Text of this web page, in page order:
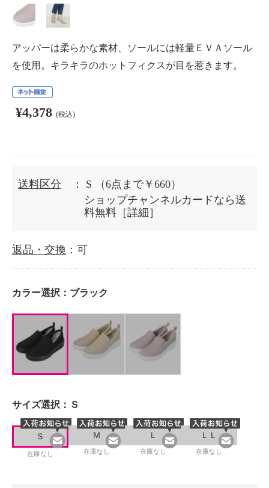
アッパーは柔らかな素材、ソールには軽量ＥＶＡソール
を使用。キラキラのホットフィクスが目を惹きます。
¥4,378 (税込)
送料区分 ： S
（6点まで￥660）
ショップチャンネルカードなら送
料無料［詳細 ］
返品・交換 ：可
カラー選択： ブラック
サイズ選択： Ｓ
Ｓ
在庫なし
Ｍ
在庫なし
Ｌ
在庫なし
ＬＬ
在庫なし